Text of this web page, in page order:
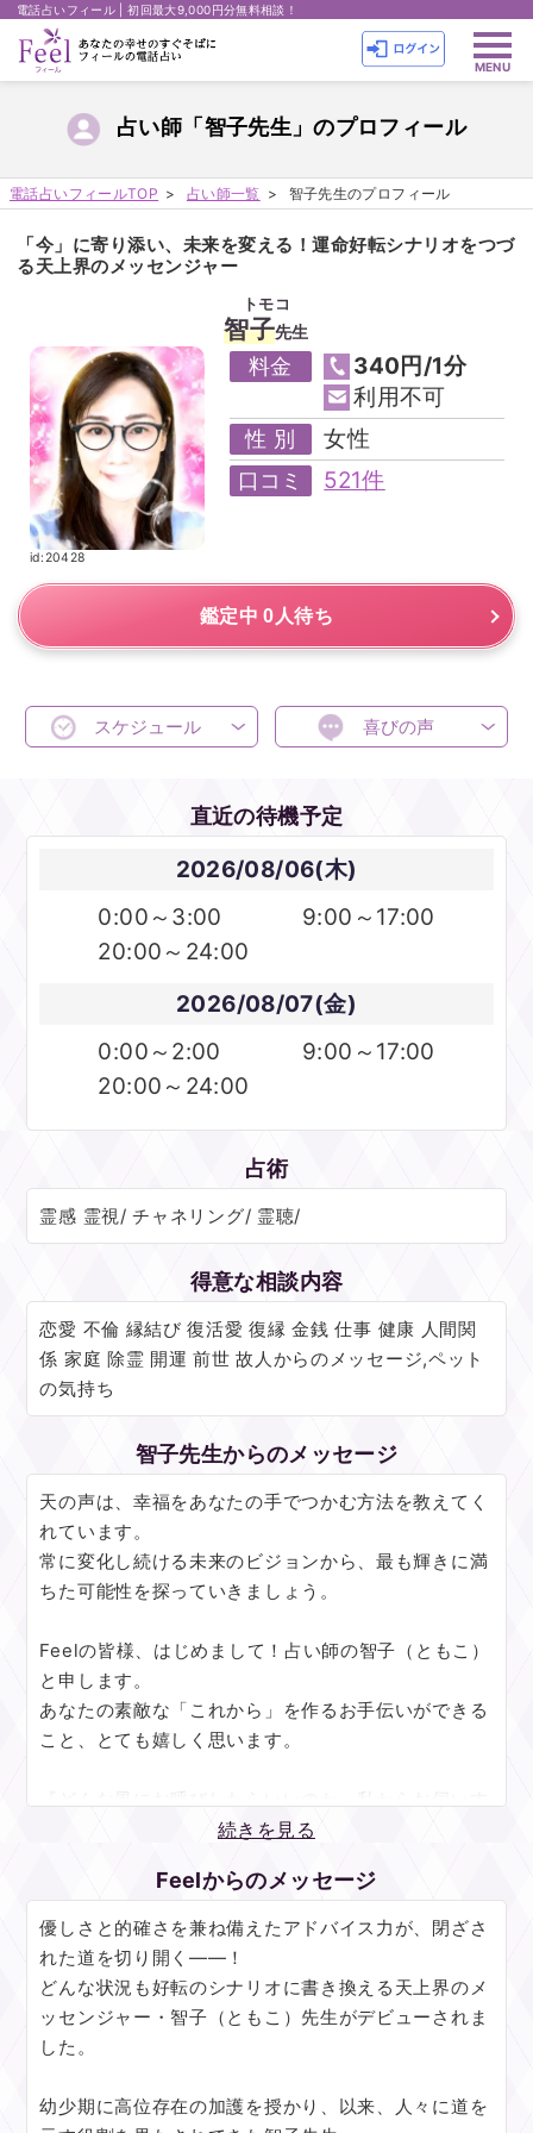
電話占いフィール | 初回最大9,000円分無料相談！
占い師「智子先生」のプロフィール
電話占いフィールTOP 占い師一覧 智子先生のプロフィール
「今」に寄り添い、未来を変える！運命好転シナリオをつづ
る天上界のメッセンジャー
トモコ
智子先生
id:20428
料金
340円/1分
利用不可
性 別 女性
口コミ 521件
鑑定中 0人待ち
スケジュール 喜びの声
直近の待機予定
2026/08/06(木)
0:00～3:00
9:00～17:00
20:00～24:00
2026/08/07(金)
0:00～2:00
9:00～17:00
20:00～24:00
占術
霊感 霊視/ チャネリング/ 霊聴/
得意な相談内容
恋愛 不倫 縁結び 復活愛 復縁 金銭 仕事 健康 人間関
係 家庭 除霊 開運 前世 故人からのメッセージ,ペット
の気持ち
智子先生からのメッセージ
天の声は、幸福をあなたの手でつかむ方法を教えてく
れています。
常に変化し続ける未来のビジョンから、最も輝きに満
ちた可能性を探っていきましょう。
Feelの皆様、はじめまして！占い師の智子（ともこ）
と申します。
あなたの素敵な「これから」を作るお手伝いができる
こと、とても嬉しく思います。
『どんな風にお呼びしたらいいのか』私からお伺いす
るのはこれだけです。後は思うままにお話しくださ
お声をまっすぐに受け止めさせて頂くことで私と高位
存在とのつながりは深まり、より多くのことを見るこ
とが出来ます。主観を持ち出すことはしませんので、
お心の内を何でもお聞かせ頂けましたら幸いです。
一口に「お相手のこと」と言っても、あの時の気持
いことはたくさんあるかと思います。具体性と伝わり
やすさを第一に、時期や周囲の動きも含めたメッセー
続きを見る
Feelからのメッセージ
優しさと的確さを兼ね備えたアドバイス力が、閉ざさ
れた道を切り開く――！
どんな状況も好転のシナリオに書き換える天上界のメ
ッセンジャー・智子（ともこ）先生がデビューされま
した。
幼少期に高位存在の加護を授かり、以来、人々に道を